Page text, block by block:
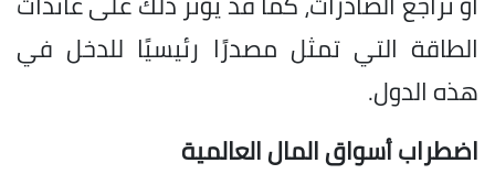
الطاقة التي تمثل مصدرًا رئيسيًا للدخل في
هذه الدول.
اضطراب أسواق المال العالمية